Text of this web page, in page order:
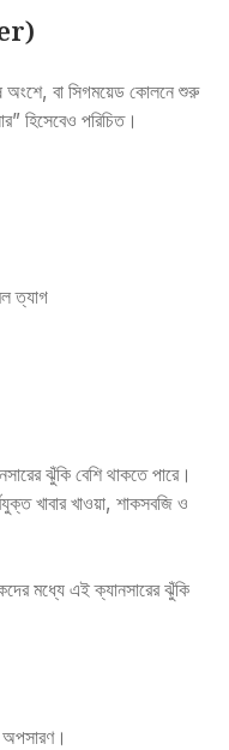
বা সিগময়েড কোলনে শুরু
হিসেবেও পরিচিত।
ত্যাগ
ঝুঁকি বেশি থাকতে পারে।
খাবার খাওয়া, শাকসবজি ও
মধ্যে এই ক্যানসারের ঝুঁকি
অপসারণ।